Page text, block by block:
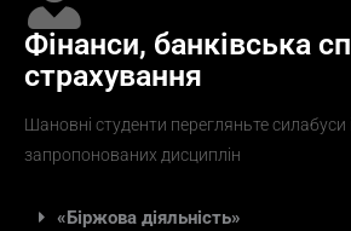
Фінанси, банківська
страхування
Шановні студенти перегляньте силабуси
запропонованих дисциплін
«Біржова діяльність»